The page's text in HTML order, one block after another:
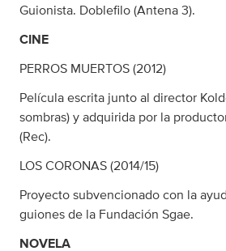
Guionista. Doblefilo (Antena 3).
CINE
PERROS MUERTOS (2012)
Película escrita junto al director
sombras) y adquirida por la
(Rec).
LOS CORONAS (2014/15)
Proyecto subvencionado con la
guiones de la Fundación Sgae.
NOVELA